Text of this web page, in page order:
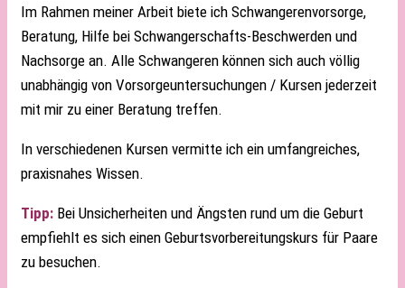
Im Rahmen meiner Arbeit biete ich Schwangerenvorsorge,
Beratung, Hilfe bei Schwangerschafts-Beschwerden und
Nachsorge an. Alle Schwangeren können sich auch völlig
unabhängig von Vorsorgeuntersuchungen / Kursen jederzeit
mit mir zu einer Beratung treffen.
In verschiedenen Kursen vermitte ich ein umfangreiches,
praxisnahes Wissen.
Tipp: Bei Unsicherheiten und Ängsten rund um die Geburt
empfiehlt es sich einen Geburtsvorbereitungskurs für Paare
zu besuchen.